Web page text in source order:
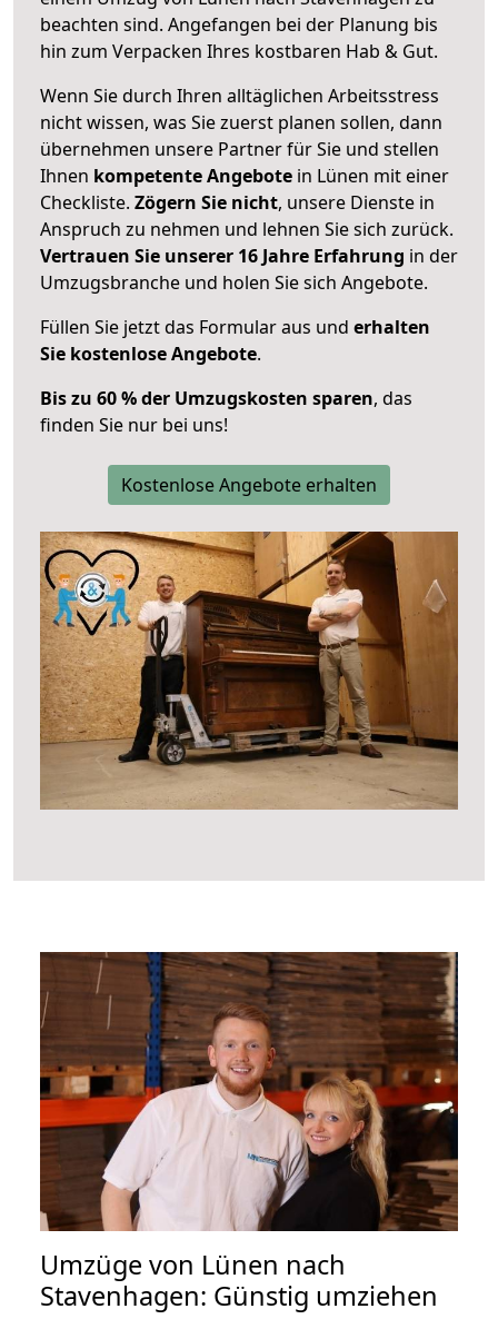
beachten sind. Angefangen bei der Planung bis
hin zum Verpacken Ihres kostbaren Hab & Gut.
Wenn Sie durch Ihren alltäglichen Arbeitsstress
nicht wissen, was Sie zuerst planen sollen, dann
übernehmen unsere Partner für Sie und stellen
Ihnen kompetente Angebote in Lünen mit einer
Checkliste. Zögern Sie nicht, unsere Dienste in
Anspruch zu nehmen und lehnen Sie sich zurück.
Vertrauen Sie unserer 16 Jahre Erfahrung in der
Umzugsbranche und holen Sie sich Angebote.
Füllen Sie jetzt das Formular aus und erhalten
Sie kostenlose Angebote.
Bis zu 60 % der Umzugskosten sparen, das
finden Sie nur bei uns!
Kostenlose Angebote erhalten
Umzüge von Lünen nach
Stavenhagen: Günstig umziehen